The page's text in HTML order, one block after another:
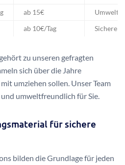
ab 15€
ab 10€/Tag Sichere
gehört zu unseren gefragten
sich über die Jahre
umziehen sollen. Unser Team
umweltfreundlich für Sie.
für sichere
bilden die Grundlage für jeden